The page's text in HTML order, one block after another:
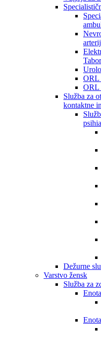
Tabor
ORL
ORL
Služba za
kontaktne
Dežurne
Varstvo žensk
Služba za